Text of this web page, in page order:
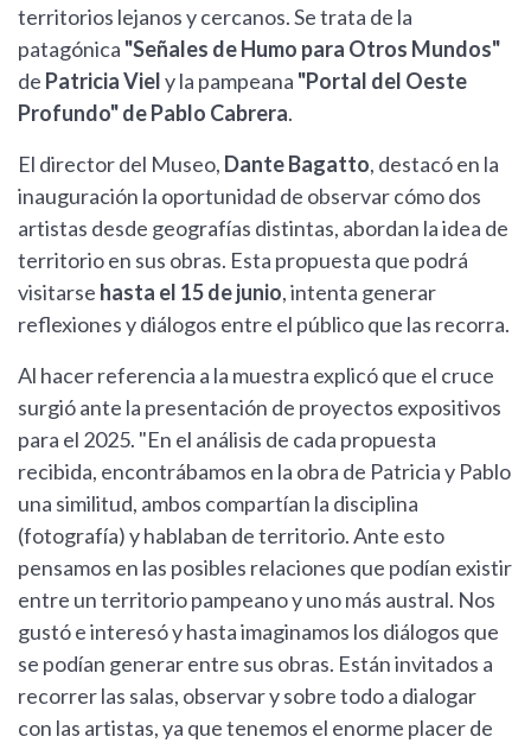
territorios lejanos y cercanos. Se trata de la
patagónica "Señales de Humo para Otros Mundos"
de Patricia Viely la pampeana "Portal del Oeste
Profundo" de Pablo Cabrera.
El director del Museo, Dante Bagatto, destacó en la
inauguración la oportunidad de observar cómo dos
artistas desde geografías distintas, abordan la idea de
territorio en sus obras. Esta propuesta que podrá
visitarse hasta el 15 de junio, intenta generar
reflexiones y diálogos entre el público que las recorra.
Al hacer referencia a la muestra explicó que el cruce
surgió ante la presentación de proyectos expositivos
para el 2025. "En el análisis de cada propuesta
recibida, encontrábamos en la obra de Patricia y Pablo
una similitud, ambos compartían la disciplina
(fotografía) y hablaban de territorio. Ante esto
pensamos en las posibles relaciones que podían existir
entre un territorio pampeano y uno más austral. Nos
gustó e interesó y hasta imaginamos los diálogos que
se podían generar entre sus obras. Están invitados a
recorrer las salas, observar y sobre todo a dialogar
con las artistas, ya que tenemos el enorme placer de